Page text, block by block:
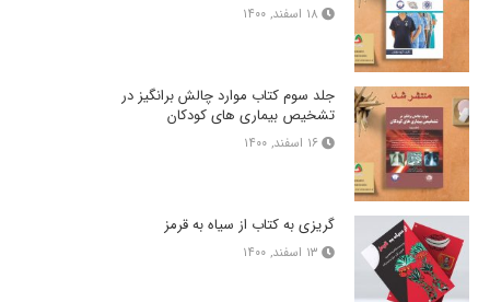
۱۸ اسفند, ۱۴۰۰
جلد سوم کتاب موارد چالش برانگیز در
تشخیص بیماری های کودکان
۱۶ اسفند, ۱۴۰۰
گریزی به کتاب از سیاه به قرمز
۱۳ اسفند, ۱۴۰۰